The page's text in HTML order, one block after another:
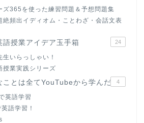
ズ365を使った練習問題＆予想問題集
絶頻出イディオム・ことわざ・会話文表
語授業アイデア玉手箱 24
生いらっしゃい！
授業実践シリーズ
ことは全てYouTubeから学んだ 4
英語学習
語学習！